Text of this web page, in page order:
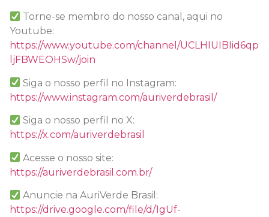
Torne-se membro do nosso canal, aqui no
Youtube:
https://www.youtube.com/channel/UCLHIUIBIid6qp
ljFBWEOHSw/join
Siga o nosso perfil no Instagram:
https://www.instagram.com/auriverdebrasil/
Siga o nosso perfil no X:
https://x.com/auriverdebrasil
Acesse o nosso site:
https://auriverdebrasil.com.br/
Anuncie na AuriVerde Brasil:
https://drive.google.com/file/d/1gUf-